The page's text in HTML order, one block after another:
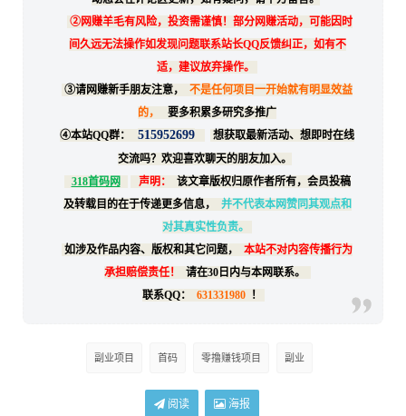
②网赚羊毛有风险，投资需谨慎！部分网赚活动，可能因时
间久远无法操作如发现问题联系站长QQ反馈纠正，如有不
适，建议放弃操作。
③请网赚新手朋友注意，
不是任何项目一开始就有明显效益
的，
要多积累多研究多推广
④本站QQ群：
515952699
想获取最新活动、想即时在线
交流吗？欢迎喜欢聊天的朋友加入。
318首码网
声明：
该文章版权归原作者所有，会员投稿
及转载目的在于传递更多信息，
并不代表本网赞同其观点和
对其真实性负责。
如涉及作品内容、版权和其它问题，
本站不对内容传播行为
承担赔偿责任！
请在30日内与本网联系。
联系QQ：
631331980 ！
副业项目 首码 零撸赚钱项目 副业
阅读 海报